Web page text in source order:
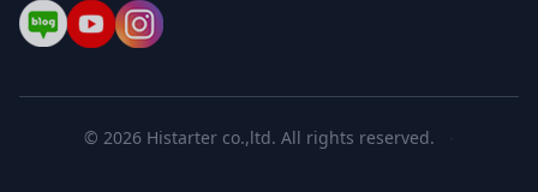
© 2026 Histarter co.,ltd. All rights reserved.